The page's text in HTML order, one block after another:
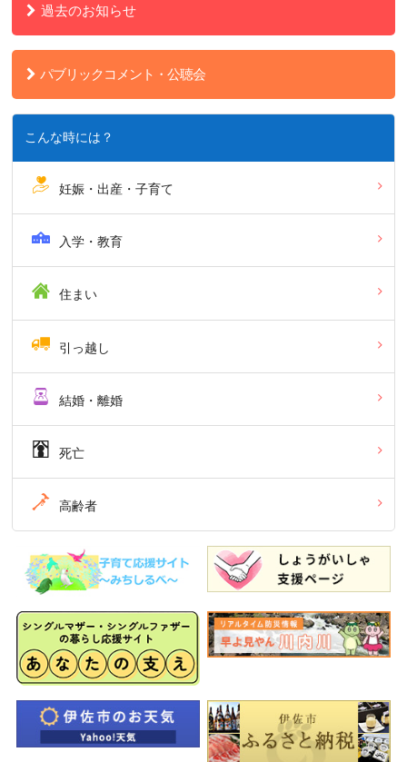
過去のお知らせ
パブリックコメント・公聴会
こんな時には？
妊娠・出産・子育て
入学・教育
住まい
引っ越し
結婚・離婚
死亡
高齢者